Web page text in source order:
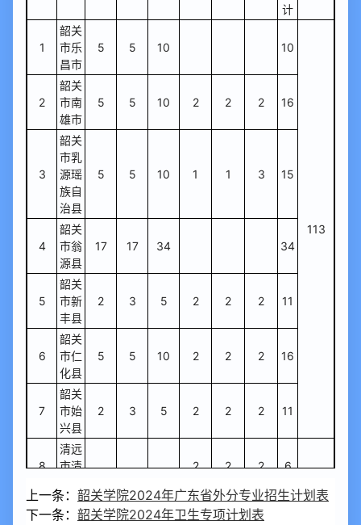
计
1
韶关
市乐
昌市
5 5 10 10
113
2
韶关
市南
雄市
5 5 10 2 2 2 16
3
韶关
市乳
源瑶
族自
治县
5 5 10 1 1 3 15
4
韶关
市翁
源县
17 17 34 34
5
韶关
市新
丰县
2 3 5 2 2 2 11
6
韶关
市仁
化县
5 5 10 2 2 2 16
7
韶关
市始
兴县
2 3 5 2 2 2 11
8
清远
市清
2 2 2 6
清远
市连
2 2 4
上一条： 韶关学院2024年广东省外分专业招生计划表
下一条： 韶关学院2024年卫生专项计划表